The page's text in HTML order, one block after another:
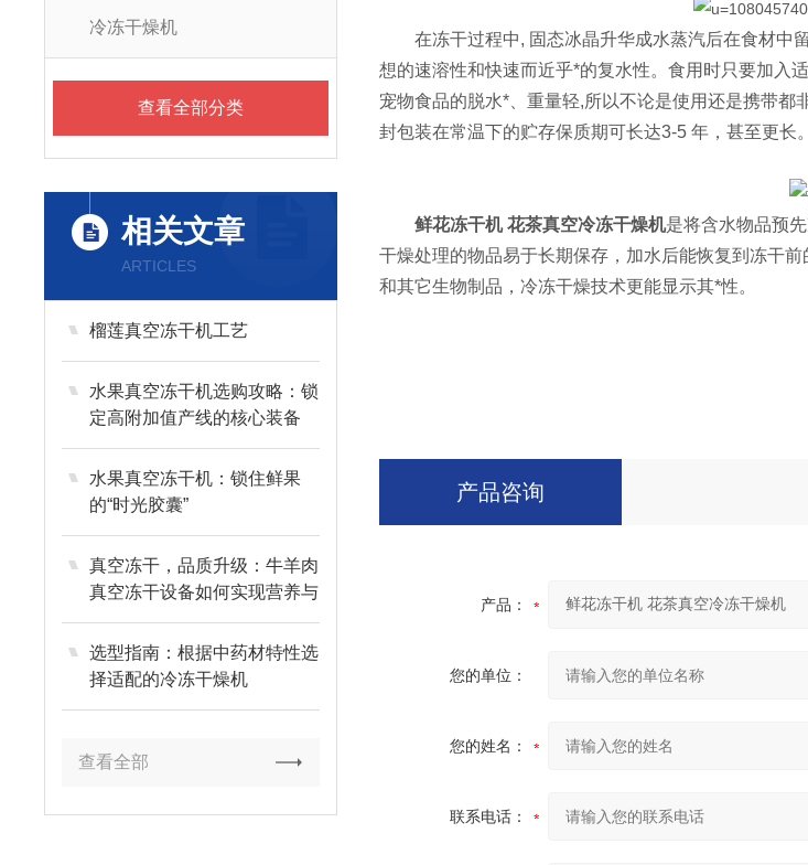
冷冻干燥机
查看全部分类
相关文章
ARTICLES
榴莲真空冻干机工艺
水果真空冻干机选购攻略：锁
定高附加值产线的核心装备
水果真空冻干机：锁住鲜果
的“时光胶囊”
真空冻干，品质升级：牛羊肉
真空冻干设备如何实现营养与
风味的长效留存？
选型指南：根据中药材特性选
择适配的冷冻干燥机
查看全部
在冻干过程中, 固态冰晶升华成水蒸汽后在食材中留
想的速溶性和快速而近乎*的复水性。食用时只要加入
宠物食品的脱水*、重量轻,所以不论是使用还是携带
封包装在常温下的贮存保质期可长达3-5 年，甚至更长。
鲜花冻干机 花茶真空冷冻干燥机是将含水物品预
干燥处理的物品易于长期保存，加水后能恢复到冻干
和其它生物制品，冷冻干燥技术更能显示其*性。
产品咨询
产品：
您的单位：
您的姓名：
联系电话：